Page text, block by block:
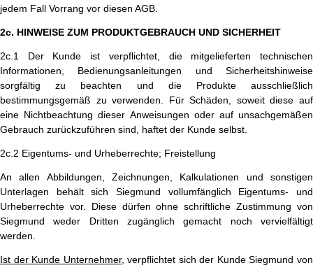
jedem Fall Vorrang vor diesen AGB.
2c. HINWEISE ZUM PRODUKTGEBRAUCH UND SICHERHEIT
2c.1 Der Kunde ist verpflichtet, die mitgelieferten technischen
Informationen, Bedienungsanleitungen und Sicherheitshinweise
sorgfältig zu beachten und die Produkte ausschließlich
bestimmungsgemäß zu verwenden. Für Schäden, soweit diese auf
eine Nichtbeachtung dieser Anweisungen oder auf unsachgemäßen
Gebrauch zurückzuführen sind, haftet der Kunde selbst.
2c.2 Eigentums- und Urheberrechte; Freistellung
An allen Abbildungen, Zeichnungen, Kalkulationen und sonstigen
Unterlagen behält sich Siegmund vollumfänglich Eigentums- und
Urheberrechte vor. Diese dürfen ohne schriftliche Zustimmung von
Siegmund weder Dritten zugänglich gemacht noch vervielfältigt
werden.
Ist der Kunde Unternehmer, verpflichtet sich der Kunde Siegmund von